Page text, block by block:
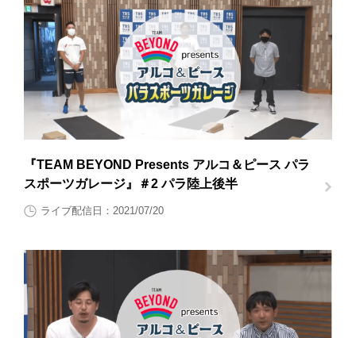
『TEAM BEYOND Presents アルコ＆ピース パラ
スポーツガレージ』＃2 パラ陸上後半
ライブ配信日：2021/07/20